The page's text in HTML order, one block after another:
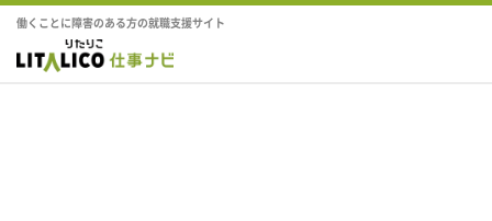
働くことに障害のある方の就職支援サイト